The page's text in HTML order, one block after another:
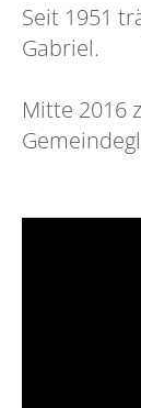
Seit 1951
Gabriel.
Mitte 2016